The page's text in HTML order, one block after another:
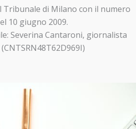
di Milano con il numero
10 giugno 2009.
Severina Cantaroni, giornalista